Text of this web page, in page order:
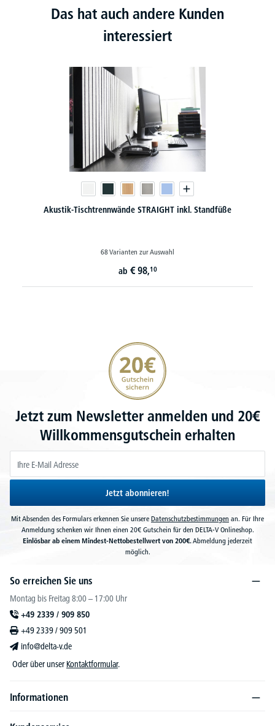
Das hat auch andere Kunden
interessiert
Akustik-Tischtrennwände STRAIGHT inkl. Standfüße
68 Varianten zur Auswahl
ab € 98,10
20€ Gutschein sichern
Jetzt zum Newsletter anmelden und 20€
Willkommensgutschein erhalten
Jetzt abonnieren!
Mit Absenden des Formulars erkennen Sie unsere Datenschutzbestimmungen an. Für Ihre
Anmeldung schenken wir Ihnen einen 20€ Gutschein für den DELTA-V Onlineshop.
Einlösbar ab einem Mindest-Nettobestellwert von 200€.Abmeldung jederzeit
möglich.
So erreichen Sie uns
Montag bis Freitag 8:00 – 17:00 Uhr
+49 2339 / 909 850
+49 2339 / 909 501
info@delta-v.de
Oder über unser Kontaktformular.
Informationen